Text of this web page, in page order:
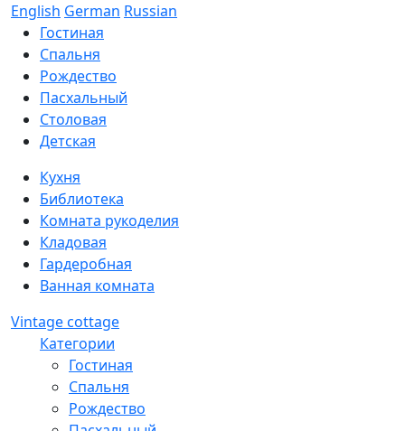
English German Russian
Гостиная
Спальня
Рождество
Пасхальный
Столовая
Детская
Кухня
Библиотека
Комната рукоделия
Кладовая
Гардеробная
Ванная комната
Vintage cottage
Категории
Гостиная
Спальня
Рождество